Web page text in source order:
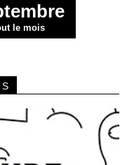
le mois